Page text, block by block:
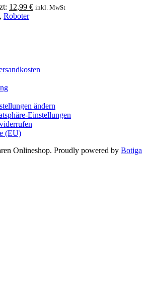
12,99 €Aktueller
inkl. MwSt
, Roboter
ändern
Einstellungen
(EU)
Onlineshop. Proudly powered by Botiga